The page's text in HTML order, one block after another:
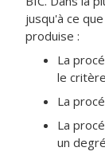
jusqu'à ce
produise :
La
le
La
La
un